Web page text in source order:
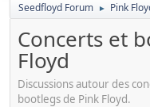
Seedfloyd Forum ► Pink
Concerts et
Floyd
Discussions autour des
bootlegs de Pink Floyd.